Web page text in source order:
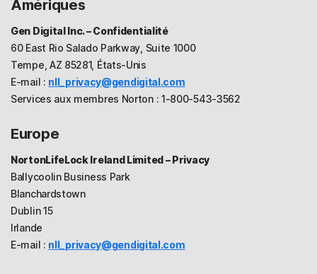
Amériques
Gen Digital Inc. – Confidentialité
60 East Rio Salado Parkway, Suite 1000
Tempe, AZ 85281, États-Unis
E-mail : nll_privacy@gendigital.com
Services aux membres Norton : 1-800-543-3562
Europe
NortonLifeLock Ireland Limited – Privacy
Ballycoolin Business Park
Blanchardstown
Dublin 15
Irlande
E-mail : nll_privacy@gendigital.com